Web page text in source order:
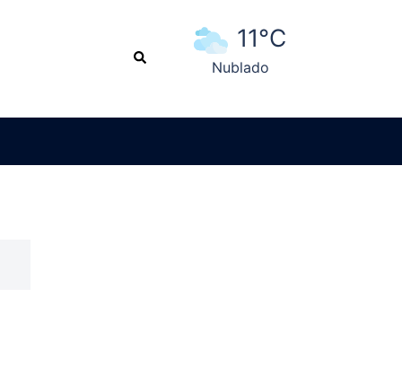
Search
11°C
Nublado